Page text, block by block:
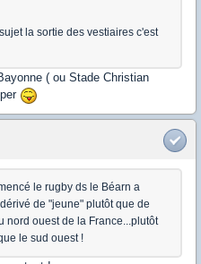
la sortie des vestiaires c'est
( ou Stade Christian
le rugby ds le Béarn a
de "jeune" plutôt que de
nord ouest de la France...plutôt
le sud ouest !